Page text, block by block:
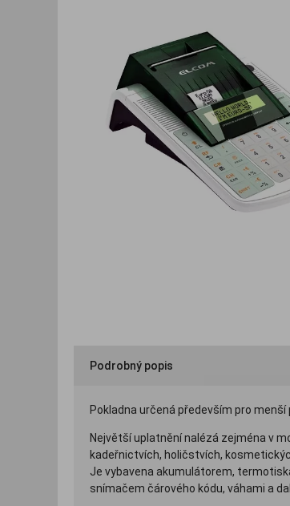
Podrobný popis
Pokladna určená především pro
Největší uplatnění nalézá zejména v
kadeřnictvích, holičstvích,
Je vybavena akumulátorem,
snímačem čárového kódu, váhami a